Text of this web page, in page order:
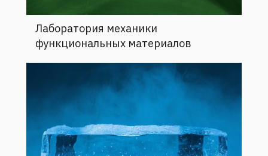
Лаборатория механики
функциональных материалов